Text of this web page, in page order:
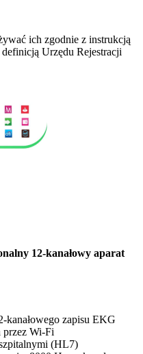
ich zgodnie z instrukcją
Urzędu Rejestracji
12-kanałowy aparat
kanałowego zapisu EKG
przez Wi-Fi
(HL7)